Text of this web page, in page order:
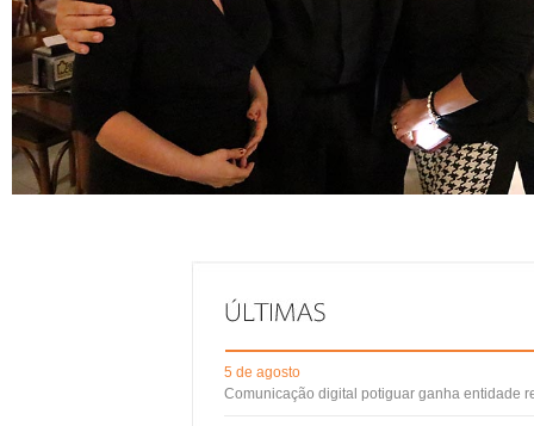
5 de agosto
Comunicação digital potiguar ganha entidade